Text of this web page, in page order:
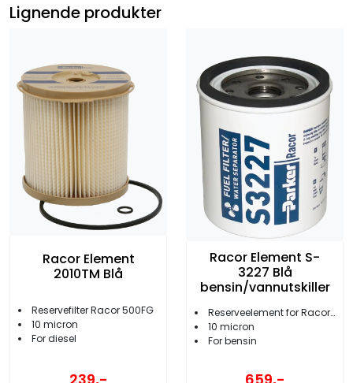
Lignende produkter
Racor Element
2010TM Blå
Reservefilter Racor 500FG
10 micron
For diesel
Racor Element S-
3227 Blå
bensin/vannutskiller
Reserveelement for Racor 320R / 490R
10 micron
For bensin